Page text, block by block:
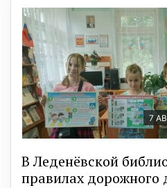
7
В Леденёвской
правилах дорожного